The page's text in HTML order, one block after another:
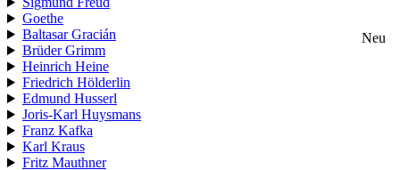
Goethe
Baltasar Gracián
Neu
Brüder Grimm
Heinrich Heine
Friedrich Hölderlin
Edmund Husserl
Joris-Karl Huysmans
Franz Kafka
Karl Kraus
Fritz Mauthner